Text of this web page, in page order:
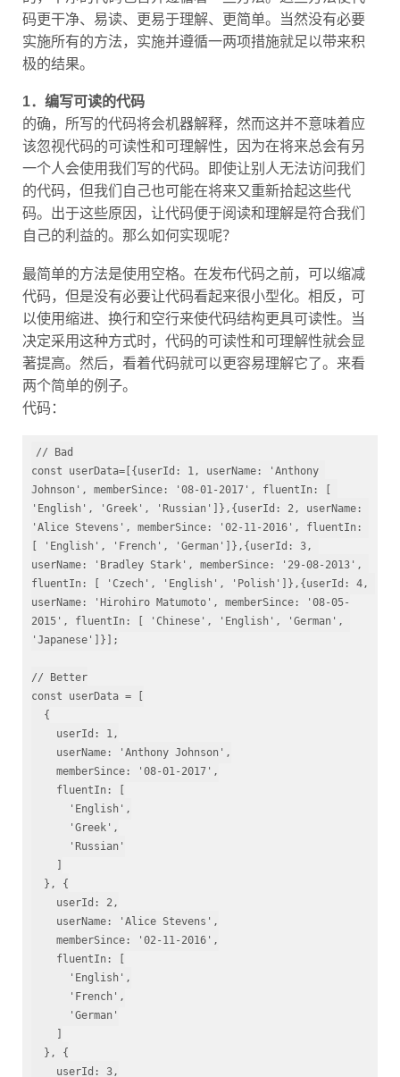
码更干净、易读、更易于理解、更简单。当然没有必要
实施所有的方法，实施并遵循一两项措施就足以带来积
极的结果。
1．编写可读的代码
的确，所写的代码将会机器解释，然而这并不意味着应
该忽视代码的可读性和可理解性，因为在将来总会有另
一个人会使用我们写的代码。即使让别人无法访问我们
的代码，但我们自己也可能在将来又重新拾起这些代
码。出于这些原因，让代码便于阅读和理解是符合我们
自己的利益的。那么如何实现呢？
最简单的方法是使用空格。在发布代码之前，可以缩减
代码，但是没有必要让代码看起来很小型化。相反，可
以使用缩进、换行和空行来使代码结构更具可读性。当
决定采用这种方式时，代码的可读性和可理解性就会显
著提高。然后，看着代码就可以更容易理解它了。来看
两个简单的例子。
代码：
// Bad
const userData=[{userId: 1 , userName:
'Anthony
Johnson'
, memberSince: '08-01-2017'
'English'
'Greek' 'Russian' ]},{userId: 2
'Alice Stevens'
, memberSince: '02-11-2016'
, fluentIn:
[
'English' 'French' 'German' ]},{userId: 3
userName:
'Bradley Stark' , memberSince: '29-08-2013'
fluentIn: [
'Czech' 'English' 'Polish' ]},{userId: 4
userName: 'Hirohiro Matumoto' , memberSince:
'08-05-
2015'
, fluentIn: [ 'Chinese' 'English' 'German'
'Japanese' ]}];
// Better
const userData = [
    userId:
1
    userName:
'Anthony Johnson'
    memberSince:
'08-01-2017'
'English'
'Greek'
'Russian'
    userId:
2
    userName:
'Alice Stevens'
    memberSince:
'02-11-2016'
'English'
'French'
'German'
    userId:
3